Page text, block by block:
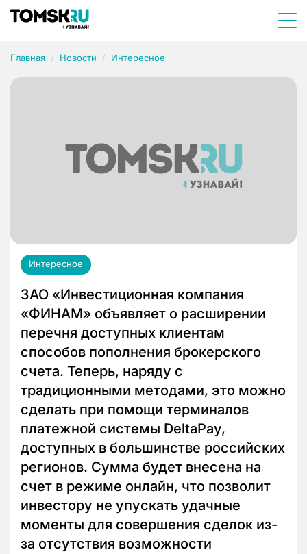
Главная Новости Интересное
Интересное
ЗАО «Инвестиционная компания
«ФИНАМ» объявляет о расширении
перечня доступных клиентам
способов пополнения брокерского
счета. Теперь, наряду с
традиционными методами, это можно
сделать при помощи терминалов
платежной системы DeltaPay,
доступных в большинстве российских
регионов. Сумма будет внесена на
счет в режиме онлайн, что позволит
инвестору не упускать удачные
моменты для совершения сделок из-
за отсутствия возможности